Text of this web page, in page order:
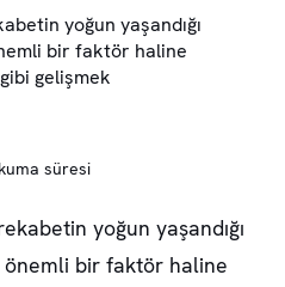
yoğun yaşandığı
bir faktör haline
gelişmek
süresi
yoğun yaşandığı
bir faktör haline